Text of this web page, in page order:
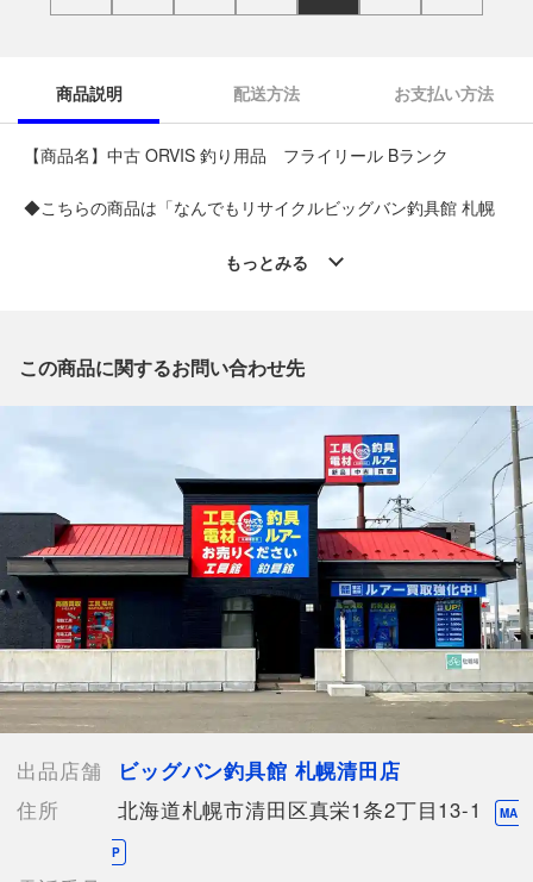
商品説明 配送方法 お支払い方法
【商品名】中古 ORVIS 釣り用品 フライリール Bランク
◆こちらの商品は「なんでもリサイクルビッグバン釣具館 札幌
質問欄からの質問回答は致しておりませんので、商品についてご
品商品」と「店舗内商品コード」をお知らせ下さい。
【メーカー】ORVIS
【付属品】 替スプール
【ランク】Bランク
通常使用による傷や汚れが見受けられる中古品
【詳細備考】
全体的に使用に伴うキズやスレ、ヨゴレが見られます。
※店頭との併売商品のため、記載に無い細かなキズ、汚れが見受
けられるなど多少商品状態が変化する場合がございます。
【使用予定配送業者】佐川急便 飛脚宅配便60サイズ
【こちらの商品は在庫連動システムを導入し、店頭や他ネットシ
ョップと併売を行なっておりますが、タイミングによりシステム
もっとみる
この商品に関するお問い合わせ先
出品店舗
ビッグバン釣具館 札幌清田店
住所
北海道札幌市清田区真栄1条2丁目13-1 MA
P